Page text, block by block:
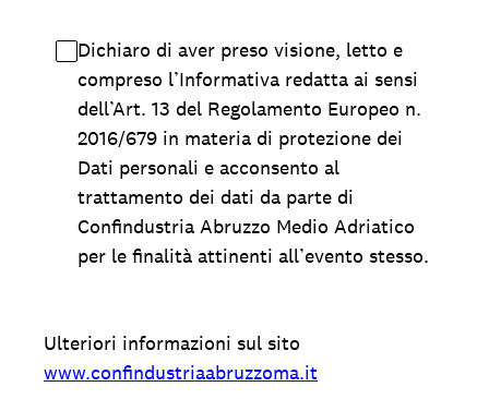
Dichiaro di aver preso visione, letto e
compreso l’Informativa redatta ai sensi
dell’Art. 13 del Regolamento Europeo n.
2016/679 in materia di protezione dei
Dati personali e acconsento al
trattamento dei dati da parte di
Confindustria Abruzzo Medio Adriatico
per le finalità attinenti all’evento stesso.
Ulteriori informazioni sul sito
www.confindustriaabruzzoma.it